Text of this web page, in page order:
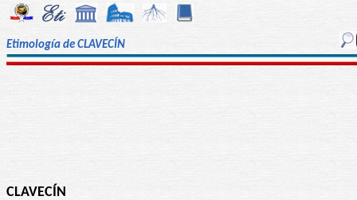
Etimología de CLAVECÍN
CLAVECÍN